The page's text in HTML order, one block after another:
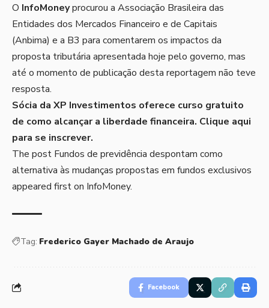
O InfoMoneyprocurou a Associação Brasileira das
Entidades dos Mercados Financeiro e de Capitais
(Anbima) e a B3 para comentarem os impactos da
proposta tributária apresentada hoje pelo governo, mas
até o momento de publicação desta reportagem não teve
resposta.
Sócia da XP Investimentos oferece curso gratuito
de como alcançar a liberdade financeira. Clique aqui
para se inscrever.
The post Fundos de previdência despontam como
alternativa às mudanças propostas em fundos exclusivos
appeared first on InfoMoney.
Tag: Frederico Gayer Machado de Araujo
Facebook